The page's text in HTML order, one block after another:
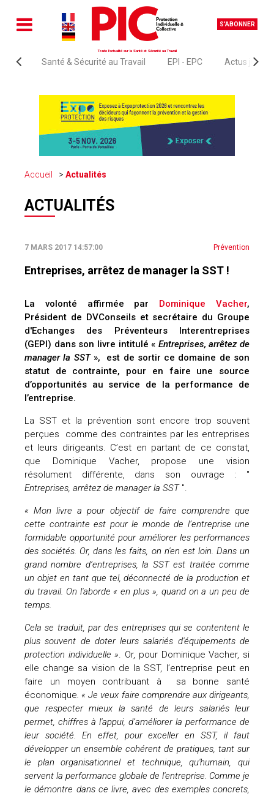
S'ABONNER
Toute l'actualité sur la Santé et Sécurité au Travail
Santé & Sécurité au Travail EPI - EPC Actus
Accueil Actualités
ACTUALITÉS
7 MARS 2017 14:57:00 Prévention
Entreprises, arrêtez de manager la SST !
La volonté affirmée par Dominique Vacher,
Président de DVConseils et secrétaire du Groupe
d'Echanges des Préventeurs Interentreprises
(GEPI) dans son livre intitulé « Entreprises, arrêtez de
manager la SST», est de sortir ce domaine de son
statut de contrainte, pour en faire une source
d’opportunités au service de la performance de
l’entreprise.
La SST et la prévention sont encore trop souvent
perçues comme des contraintes par les entreprises
et leurs dirigeants. C’est en partant de ce constat,
que Dominique Vacher, propose une vision
résolument différente, dans son ouvrage : "
Entreprises, arrêtez de manager la SST ".
« Mon livre a pour objectif de faire comprendre que
cette contrainte est pour le monde de l’entreprise une
formidable opportunité pour améliorer les performances
des sociétés. Or, dans les faits, on n'en est loin. Dans un
grand nombre d’entreprises, la SST est traitée comme
un objet en tant que tel, déconnecté de la production et
du travail. On l'aborde « en plus », quand on a un peu de
temps.
Cela se traduit, par des entreprises qui se contentent le
plus souvent de doter leurs salariés d'équipements de
protection individuelle » . Or, pour Dominique Vacher, si
elle change sa vision de la SST, l’entreprise peut en
faire un moyen contribuant à sa bonne santé
économique . « Je veux faire comprendre aux dirigeants,
que respecter mieux la santé de leurs salariés leur
permet, chiffres à l'appui, d’améliorer la performance de
leur société. En effet, pour exceller en SST, il faut
développer un ensemble cohérent de pratiques, tant sur
le plan organisationnel et technique, qu'humain, qui
servent la performance globale de l'entreprise. Comme je
le démontre dans ce livre, avec des exemples concrets,